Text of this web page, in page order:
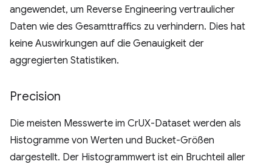
angewendet, um Reverse Engineering vertraulicher
Daten wie des Gesamttraffics zu verhindern. Dies hat
keine Auswirkungen auf die Genauigkeit der
aggregierten Statistiken.
Precision
Die meisten Messwerte im CrUX-Dataset werden als
Histogramme von Werten und Bucket-Größen
dargestellt. Der Histogrammwert ist ein Bruchteil aller